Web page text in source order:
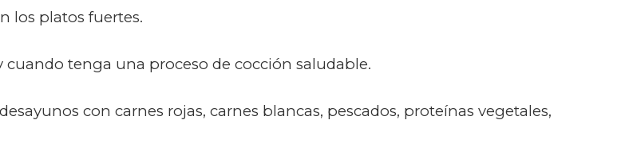
los platos fuertes.
tenga una proceso de cocción saludable.
con carnes rojas, carnes blancas, pescados, proteínas vegetales,